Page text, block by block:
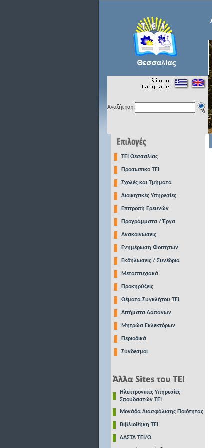
Αναζήτηση:
TEI Θεσσαλίας
Προσωπικό ΤΕΙ
Σχολές και Τμήματα
Διοικητικές Υπηρεσίες
Επιτροπή Ερευνών
Προγράμματα / Έργα
Ανακοινώσεις
Ενημέρωση Φοιτητών
Εκδηλώσεις / Συνέδρια
Μεταπτυχιακά
Προκηρύξεις
Θέματα Συγκλήτου ΤΕΙ
Αιτήματα Δαπανών
Μητρώα Εκλεκτόρων
Περιοδικά
Σύνδεσμοι
Ηλεκτρονικές Υπηρεσίες
Σπουδαστών ΤΕΙ
Μονάδα Διασφάλισης Ποιότητας
Βιβλιοθήκη ΤΕΙ
ΔΑΣΤΑ ΤΕΙ/Θ